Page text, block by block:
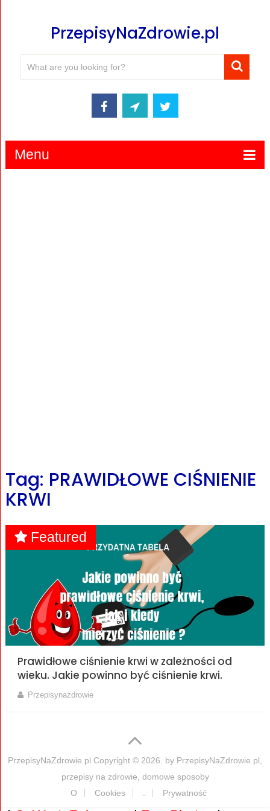
PrzepisyNaZdrowie.pl
Menu
Tag: PRAWIDŁOWE CIŚNIENIE
KRWI
Featured
Prawidłowe ciśnienie krwi w zależności od
wieku. Jakie powinno być ciśnienie krwi.
Przepisynazdrowie
PrzepisyNaZdrowie.pl Copyright © 2026. by PrzepisyNaZdrowie.pl,
przepisy na zdrowie, domowe sposoby
O
Cookies Prywatność